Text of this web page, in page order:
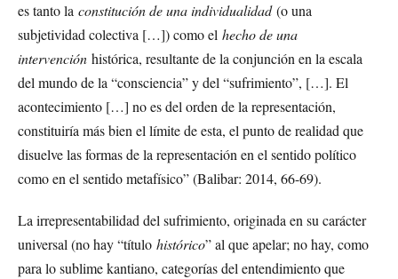
es tanto la constitución de una individualidad(o una
subjetividad colectiva […]) como el hecho de una
intervención histórica, resultante de la conjunción en la escala
del mundo de la “consciencia” y del “sufrimiento”, […]. El
acontecimiento […] no es del orden de la representación,
constituiría más bien el límite de esta, el punto de realidad que
disuelve las formas de la representación en el sentido político
como en el sentido metafísico” (Balibar: 2014, 66-69).
La irrepresentabilidad del sufrimiento, originada en su carácter
universal (no hay “título histórico” al que apelar; no hay, como
para lo sublime kantiano, categorías del entendimiento que